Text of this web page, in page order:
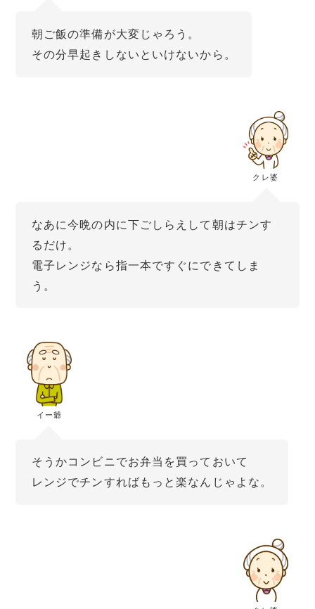
朝ご飯の準備が大変じゃろう。
その分早起きしないといけないから。
クレ婆
なあに今晩の内に下ごしらえして朝はチンす
るだけ。
電子レンジなら指一本ですぐにできてしま
う。
イー爺
そうかコンビニでお弁当を買っておいて
レンジでチンすればもっと楽なんじゃよな。